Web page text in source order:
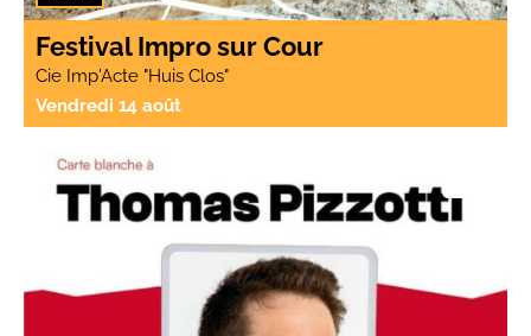
Festival Impro sur Cour
Cie Imp'Acte "Huis Clos"
Vendredi 14 août